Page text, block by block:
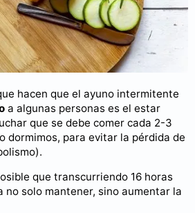
hacen que el ayuno intermitente
a algunas personas es el estar
que se debe comer cada 2-3
dormimos, para evitar la pérdida de
que transcurriendo 16 horas
no solo mantener, sino aumentar la